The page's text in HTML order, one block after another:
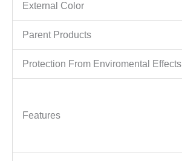
External Color
Parent Products
Protection From Enviromental Effects
Features